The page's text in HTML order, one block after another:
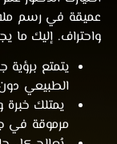
عميقة في رسم
واحتراف. إليك ما
يتمتع برؤية
الطبيعي دون
يمتلك خبرة
مرموقة في